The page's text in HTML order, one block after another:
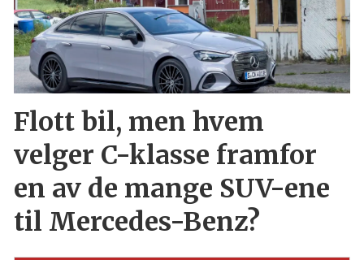
Flott bil, men hvem
velger C-klasse framfor
en av de mange SUV-ene
til Mercedes-Benz?